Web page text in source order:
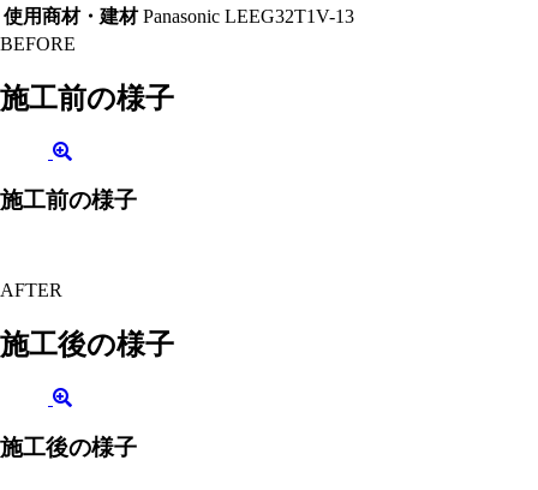
使用商材・建材 Panasonic LEEG32T1V-13
BEFORE
施工前の様子
施工前の様子
AFTER
施工後の様子
施工後の様子